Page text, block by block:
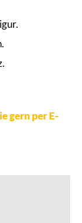
gern per E-